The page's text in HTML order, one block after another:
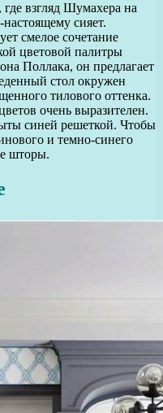
взгляд Шумахера на
сияет.
смелое сочетание
цветовой палитры
Поллака, он предлагает
стол окружен
тилового оттенка.
очень выразителен.
синей решеткой. Чтобы
и темно-синего
шторы.